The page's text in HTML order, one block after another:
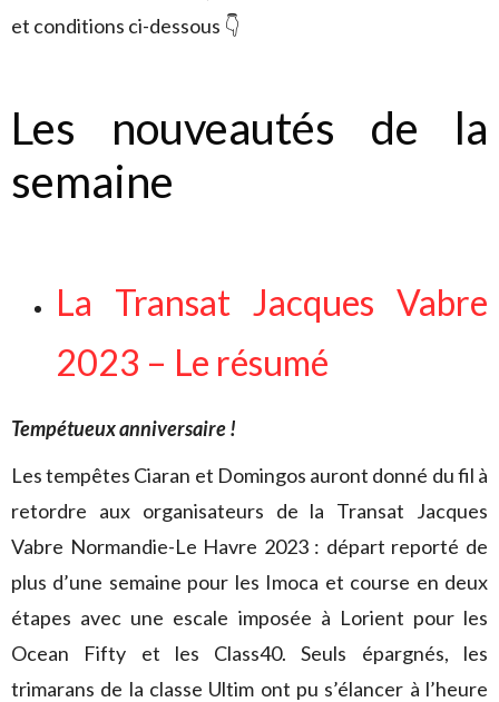
et conditions ci-dessous 👇
Les nouveautés de la
semaine
La Transat Jacques Vabre
2023 – Le résumé
Tempétueux anniversaire !
Les tempêtes Ciaran et Domingos auront donné du fil à
retordre aux organisateurs de la Transat Jacques
Vabre Normandie-Le Havre 2023 : départ reporté de
plus d’une semaine pour les Imoca et course en deux
étapes avec une escale imposée à Lorient pour les
Ocean Fifty et les Class40. Seuls épargnés, les
trimarans de la classe Ultim ont pu s’élancer à l’heure